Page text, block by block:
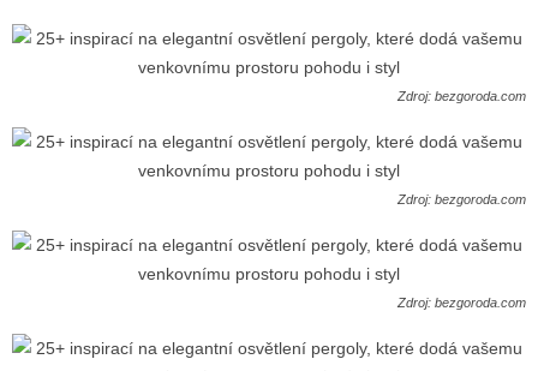
Zdroj: bezgoroda.com
Zdroj: bezgoroda.com
Zdroj: bezgoroda.com